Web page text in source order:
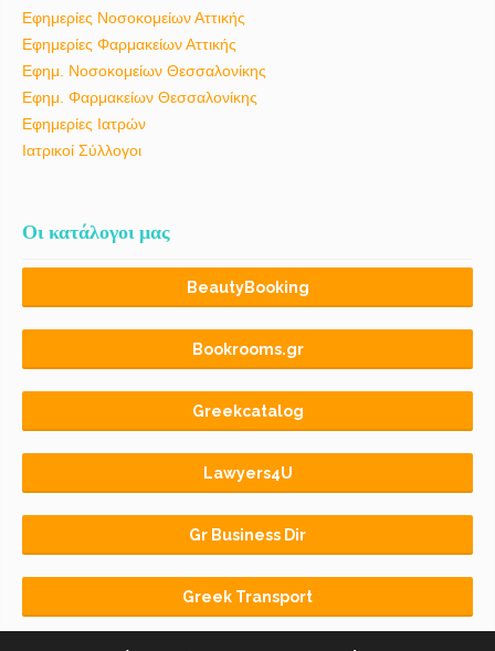
Εφημερίες Νοσοκομείων Αττικής
Εφημερίες Φαρμακείων Αττικής
Εφημ. Νοσοκομείων Θεσσαλονίκης
Εφημ. Φαρμακείων Θεσσαλονίκης
Εφημερίες Ιατρών
Ιατρικοί Σύλλογοι
Οι κατάλογοι μας
BeautyBooking
Bookrooms.gr
Greekcatalog
Lawyers4U
Gr Business Dir
Greek Transport